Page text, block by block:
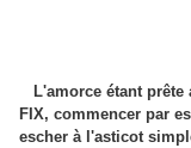
L'amorce étant prête
FIX, commencer par
escher à l'asticot